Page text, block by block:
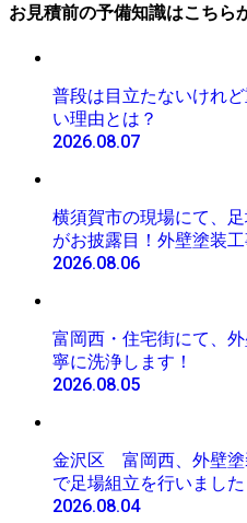
お見積前の予備知識はこちら
普段は目立たないけれ
い理由とは？
2026.08.07
横須賀市の現場にて、
がお披露目！外壁塗装工
2026.08.06
富岡西・住宅街にて、
寧に洗浄します！
2026.08.05
金沢区 富岡西、外壁塗
で足場組立を行いました
2026.08.04